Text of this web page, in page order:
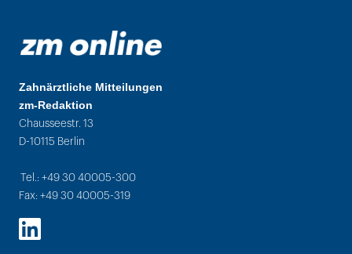
Zahnärztliche Mitteilungen
zm-Redaktion
Chausseestr. 13
D-10115 Berlin
Tel.: +49 30 40005-300
Fax: +49 30 40005-319
LinkedIn